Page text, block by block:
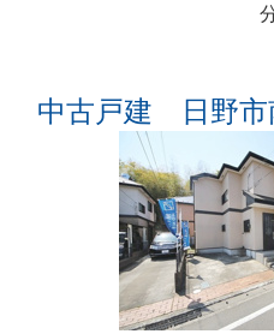
中古戸建 日野